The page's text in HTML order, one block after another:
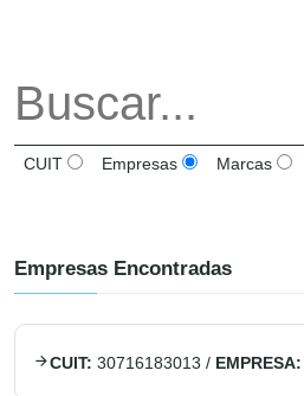
CUIT Empresas Marcas
Empresas Encontradas
CUIT: 30716183013 / EMPRESA: